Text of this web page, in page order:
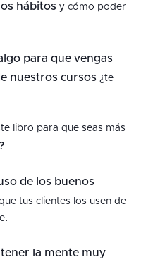
hábitos y cómo poder
para que vengas
nuestros cursos ¿te
libro para que seas más
de los buenos
tus clientes los usen de
la mente muy